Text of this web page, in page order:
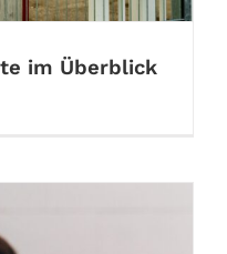
im Überblick